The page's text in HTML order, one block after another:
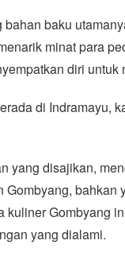
bahan baku
minat para
diri untuk
di Indramayu,
yang disajikan,
Gombyang,
kuliner Gombyang
yang dialami.